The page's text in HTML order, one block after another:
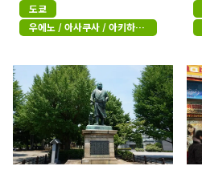
도쿄
우에노 / 아사쿠사 / 아키하바
라